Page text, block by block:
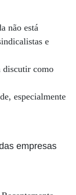
não está
e
discutir como
especialmente
empresas